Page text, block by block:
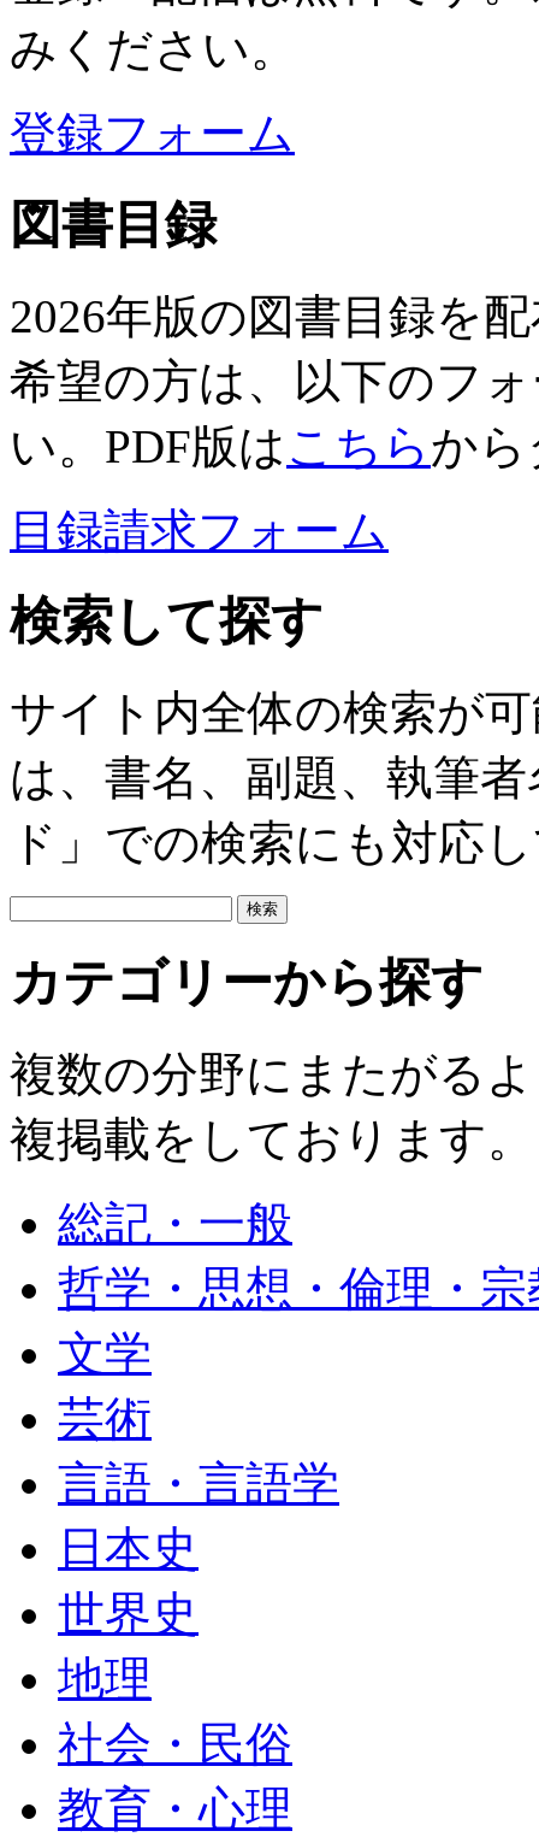
みください。
登録フォーム
図書目録
2026年版の図書目録を
希望の方は、以下のフ
い。PDF版はこちらか
目録請求フォーム
検索して探す
サイト内全体の検索が
は、書名、副題、執筆
ド」での検索にも対応
カテゴリーから探す
複数の分野にまたがる
複掲載をしております。
総記・一般
哲学・思想・倫理・宗
文学
芸術
言語・言語学
日本史
世界史
地理
社会・民俗
教育・心理